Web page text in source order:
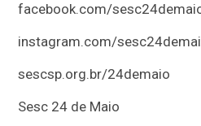
facebook.com/
instagram.com/
sescsp.org.br/24demaio
Sesc 24 de Maio